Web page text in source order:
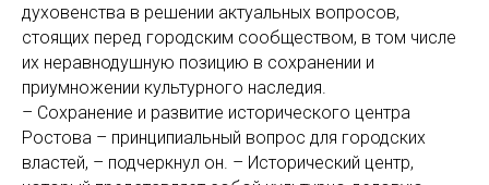
духовенства в решении актуальных вопросов,
стоящих перед городским сообществом, в том числе
их неравнодушную позицию в сохранении и
приумножении культурного наследия.
– Сохранение и развитие исторического центра
Ростова – принципиальный вопрос для городских
властей, – подчеркнул он. – Исторический центр,